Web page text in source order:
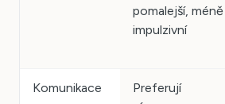
pomalejší, méně
impulzivní
Komunikace
Preferují